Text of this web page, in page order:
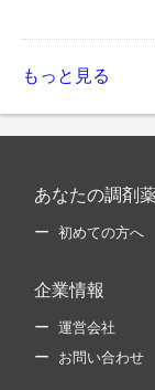
もっと見る
あなたの調剤
初めての方へ
企業情報
運営会社
お問い合わせ